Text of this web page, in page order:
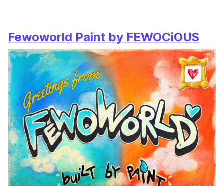
Fewoworld Paint by FEWOCiOUS